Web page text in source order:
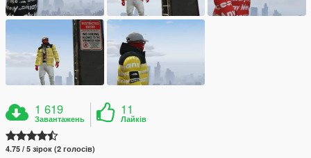
1 619
Завантажень
11
Лайків
4.75 / 5 зірок (2 голосів)